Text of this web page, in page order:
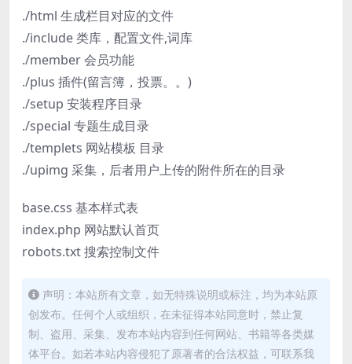
./html 生成栏目对应的文件
./include 类库，配置文件,词库
./member 会员功能
./plus 插件(留言簿，投票。。)
./setup 安装程序目录
./special 专题生成目录
./templets 网站模板 目录
./upimg 采集，后者用户上传的附件所在的目录
base.css 基本样式表
index.php 网站默认首页
robots.txt 搜索控制文件
声明：本站所有文章，如无特殊说明或标注，均为本站原
创发布。任何个人或组织，在未征得本站同意时，禁止复
制、盗用、采集、发布本站内容到任何网站、书籍等各类媒
体平台。如若本站内容侵犯了原著者的合法权益，可联系我